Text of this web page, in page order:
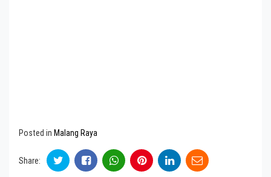
Posted in Malang Raya
Share: